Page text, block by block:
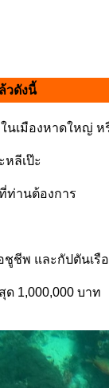
วดังนี้
เมืองหาดใหญ่
หลีเป๊ะ
ท่านต้องการ
ชีพ และกัปตันเรื
ด 1,000,000 บาท